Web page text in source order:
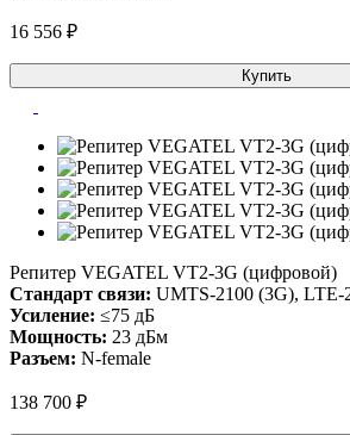
16 556 ₽
Купить
Репитер VEGATEL VT2-3G (цифровой)
Стандарт связи: UMTS-2100 (3G), LTE-
Усиление: ≤75 дБ
Мощность: 23 дБм
Разъем: N-female
138 700 ₽